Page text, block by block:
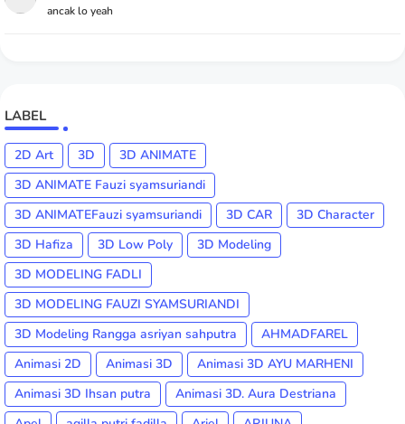
ancak lo yeah
LABEL
2D Art 3D
3D ANIMATE
3D ANIMATE Fauzi syamsuriandi
3D ANIMATEFauzi syamsuriandi
3D CAR
3D Character
3D Hafiza
3D Low Poly
3D Modeling
3D MODELING FADLI
3D MODELING FAUZI SYAMSURIANDI
3D Modeling Rangga asriyan sahputra
AHMADFAREL
Animasi 2D
Animasi 3D
Animasi 3D AYU MARHENI
Animasi 3D Ihsan putra
Animasi 3D. Aura Destriana